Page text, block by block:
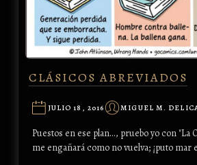
CLÁSICOS ABREVIADOS
JULIO 18, 2016 MIGUEL M.
Puestos en ese plan..., pruebo yo con "La
me engañará como no vuelva; ¡puto mar